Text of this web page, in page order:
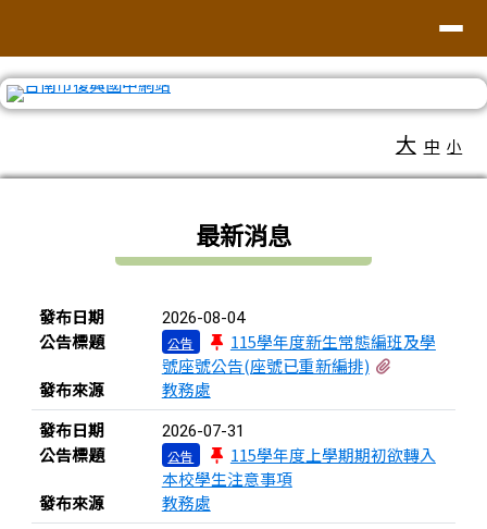
大 中 小
最新消息
新聞列表
發布日期 2026-08-04
公告標題 公告
115學年度新生常態編班及學
號座號公告(座號已重新編排)
發布來源
教務處
發布日期
2026-07-31
公告標題 公告
115學年度上學期期初欲轉入
本校學生注意事項
發布來源
教務處